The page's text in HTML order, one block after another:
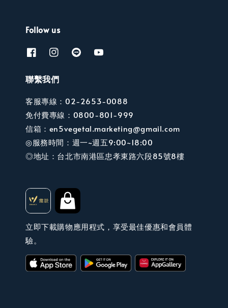
Follow us
聯繫我們
客服專線：02-2653-0088
免付費專線：0800-801-999
信箱：en5vegetal.marketing@gmail.com
◎服務時間：週一~週五9:00~18:00
◎地址：台北市南港區忠孝東路六段85號8樓
立即下載購物應用程式，享受最佳優惠和會員體
驗。